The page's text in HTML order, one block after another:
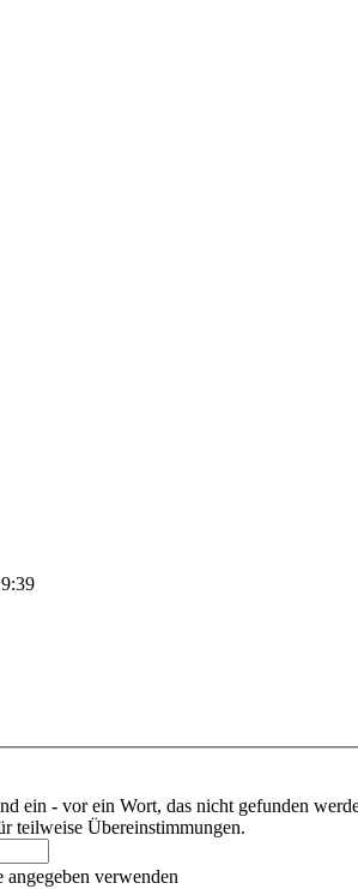
ein - vor ein Wort, das nicht gefunden
teilweise Übereinstimmungen.
verwenden